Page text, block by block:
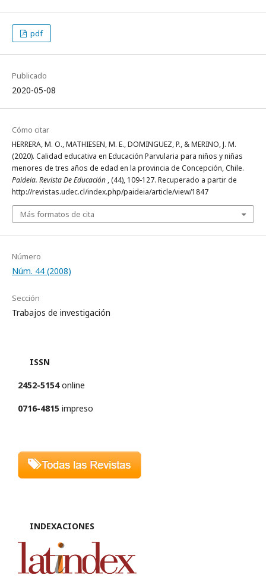
pdf
Publicado
2020-05-08
Cómo citar
HERRERA, M. O., MATHIESEN, M. E., DOMINGUEZ, P., & MERINO, J. M.
(2020). Calidad educativa en Educación Parvularia para niños y niñas
menores de tres años de edad en la provincia de Concepción, Chile.
Paideia. Revista De Educación , (44), 109-127. Recuperado a partir de
http://revistas.udec.cl/index.php/paideia/article/view/1847
Más formatos de cita
Número
Núm. 44 (2008)
Sección
Trabajos de investigación
ISSN
2452-5154online
0716-4815 impreso
INDEXACIONES